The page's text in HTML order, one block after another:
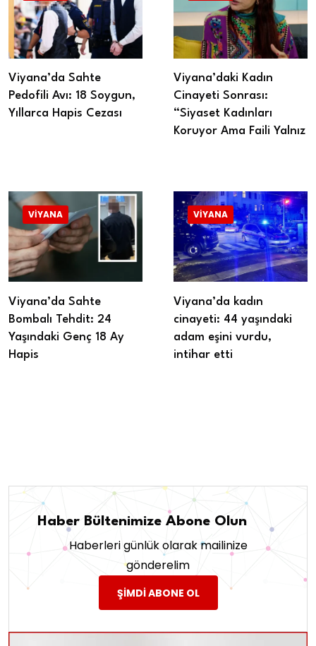
Viyana’da Sahte
Pedofili Avı: 18 Soygun,
Yıllarca Hapis Cezası
Viyana’daki Kadın
Cinayeti Sonrası:
“Siyaset Kadınları
Koruyor Ama Faili Yalnız
VIYANA
Viyana’da Sahte
Bombalı Tehdit: 24
Yaşındaki Genç 18 Ay
Hapis
VIYANA
Viyana’da kadın
cinayeti: 44 yaşındaki
adam eşini vurdu,
intihar etti
Haber Bültenimize Abone Olun
Haberleri günlük olarak mailinize
gönderelim
ŞIMDI ABONE OL